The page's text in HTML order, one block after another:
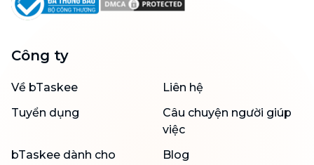
Công ty
Về bTaskee
Liên hệ
Tuyển dụng
Câu chuyện người giúp
việc
bTaskee dành cho
Blog